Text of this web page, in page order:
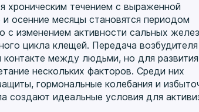
хроническим течением с выраженной
осенние месяцы становятся периодом
с изменением активности сальных
цикла клещей. Передача возбудителя
между людьми, но для развития
нескольких факторов. Среди них
гормональные колебания и
создают идеальные условия для